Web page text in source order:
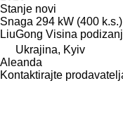
Stanje novi
Snaga 294 kW (400 k.s.)
LiuGong Visina
Ukrajina, Kyiv
Aleanda
Kontaktirajte